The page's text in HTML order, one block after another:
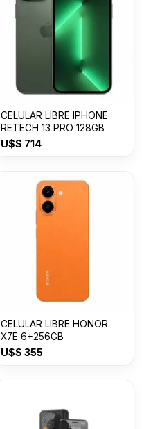
CELULAR LIBRE IPHONE
RETECH 13 PRO 128GB
U$S 714
CELULAR LIBRE HONOR
X7E 6+256GB
U$S 355